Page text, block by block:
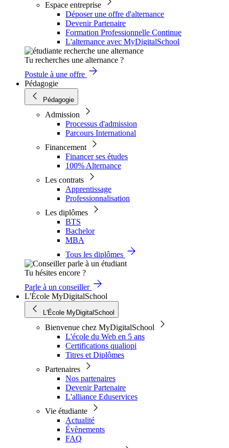
Espace entreprise
Déposer une offre d'alternance
Devenir Partenaire
Formation Professionnelle Continue
L'alternance avec MyDigitalSchool
Tu recherches une alternance ?
Postule à une offre
Pédagogie
Pédagogie
Admission
Processus d'admission
Parcours International
Financement
Financer ses études
100% Alternance
Les contrats
Apprentissage
Professionnalisation
Les diplômes
BTS
Bachelor
MBA
Tous les diplômes
Tu hésites encore ?
Parle à un conseiller
L'École MyDigitalSchool
L'École MyDigitalSchool
Bienvenue chez MyDigitalSchool
L'école du Web en 5 ans
Certifications qualiopi
Titres et Diplômes
Partenaires
Nos partenaires
Devenir Partenaire
L'alliance Eduservices
Vie étudiante
Actualité
Évènements
FAQ